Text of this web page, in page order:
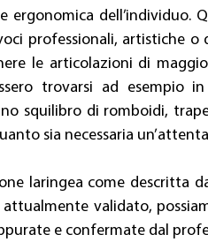
ergonomica dell’individuo.
professionali, artistiche o
le articolazioni di
trovarsi ad esempio
squilibro di romboidi,
sia necessaria
laringea come descritta
validato,
e confermate dal